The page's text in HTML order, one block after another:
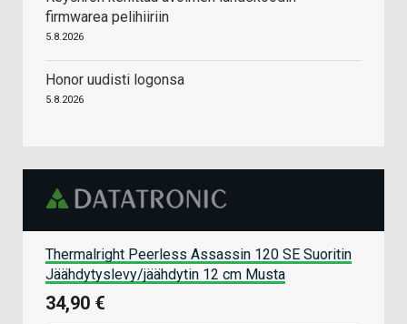
firmwarea pelihiiriin
5.8.2026
Honor uudisti logonsa
5.8.2026
Thermalright Peerless Assassin 120 SE Suoritin
Jäähdytyslevy/jäähdytin 12 cm Musta
34,90 €